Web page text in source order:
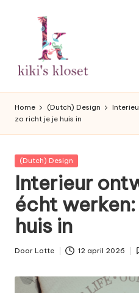
inhoud
K
i
k
i'
s
K
l
o
s
e
een
Home (Dutch) Design
zo richt je je huis in
Geplaatst
(Dutch) Design
Interieur
écht
huis in
Door Lotte 12 april 2026